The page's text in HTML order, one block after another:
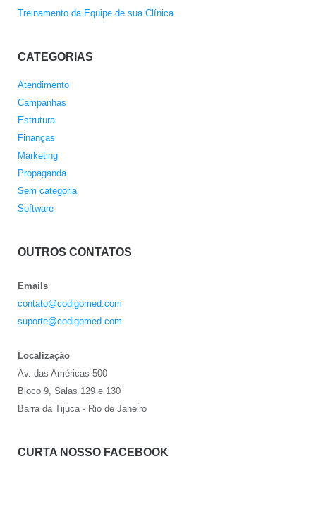
Treinamento da Equipe de sua Clínica
CATEGORIAS
Atendimento
Campanhas
Estrutura
Finanças
Marketing
Propaganda
Sem categoria
Software
OUTROS CONTATOS
Emails
contato@codigomed.com
suporte@codigomed.com
Localização
Av. das Américas 500
Bloco 9, Salas 129 e 130
Barra da Tijuca - Rio de Janeiro
CURTA NOSSO FACEBOOK